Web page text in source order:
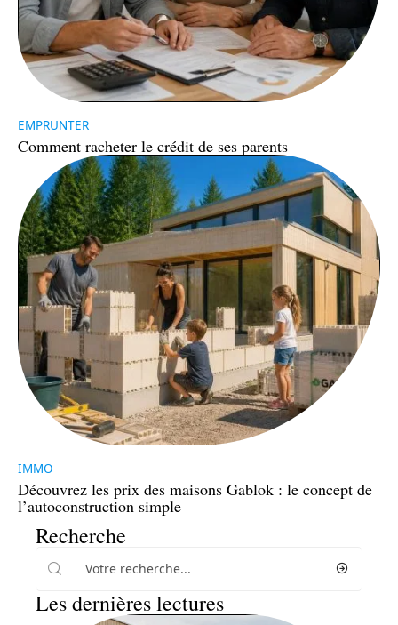
EMPRUNTER
Comment racheter le crédit de ses parents
IMMO
Découvrez les prix des maisons Gablok : le concept de
l’autoconstruction simple
Recherche
Les dernières lectures